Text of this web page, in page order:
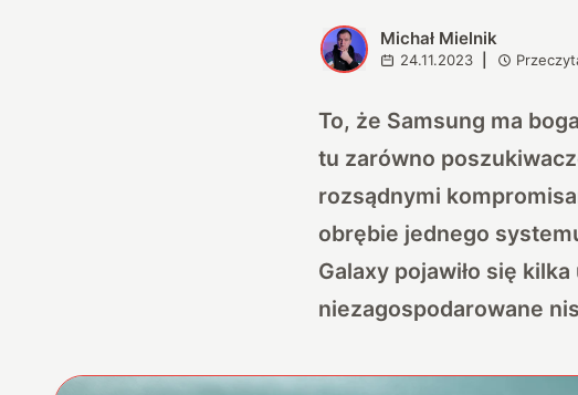
M Michał Mielnik
24.11.2023
To, że Samsung ma
tu zarówno
rozsądnymi
obrębie jednego
Galaxy pojawiło się
niezagospodarowane